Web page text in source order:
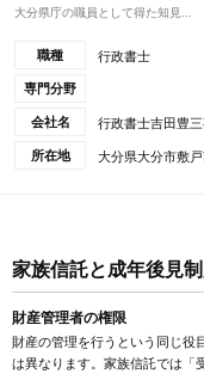
大分県庁の職員として得た知見...
職種 行政書士
専門分野
会社名 行政書士吉田豊
所在地 大分県大分市敷
家族信託と成年後見
財産管理者の権限
財産の管理を行うという同じ役
は異なります。家族信託では「